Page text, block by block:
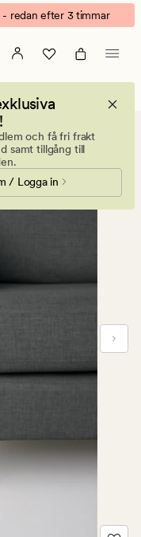
- redan efter 3 timmar
och få fri frakt
samt tillgång till
/ Logga in